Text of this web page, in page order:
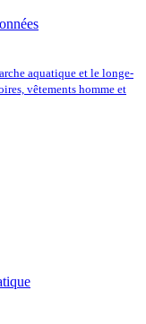
aquatique et le longe-
vêtements homme et